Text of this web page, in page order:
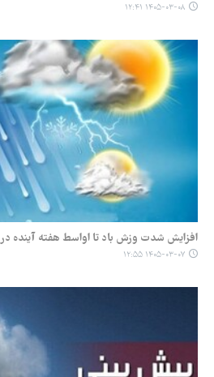
۱۴۰۵-۰۳-۰۸ ۱۲:۴۱
افزایش شدت وزش باد تا اواسط هفته آینده
۱۴۰۵-۰۳-۰۷ ۱۲:۵۵